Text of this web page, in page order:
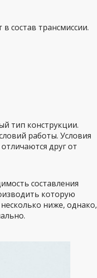
состав трансмиссии.
тип конструкции.
работы. Условия
друг от
составления
которую
ниже, однако,